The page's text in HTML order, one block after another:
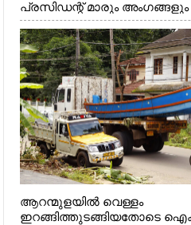
പ്രസിഡന്റ് മാരും അംഗങ്ങളും
രാഷ്ട്രീയപ്രവത്തകരും
റോഡിൽ അടിഞ്ഞ് കൂടിയ
മറ്റ് മാലിന്യങ്ങളും നീക്കം
ആറന്മുളയിൽ വെള്ളം
ഇറങ്ങിത്തുടങ്ങിയതോടെ